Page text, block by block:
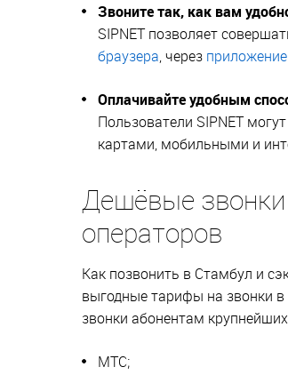
Звоните так, как вам
SIPNET позволяет
браузера, через
Оплачивайте удобным
Пользователи SIPNET
картами, мобильными и
Дешёвые
операторов
Как позвонить в Стамбул и
выгодные тарифы на звонки
звонки абонентам
МТС;